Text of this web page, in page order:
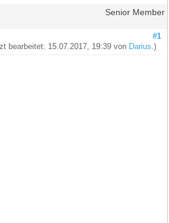
Senior Member
#1
bearbeitet: 15.07.2017, 19:39 von Darius .)